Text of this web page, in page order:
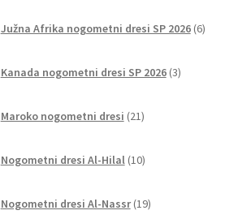
Južna Afrika nogometni dresi SP 2026 6izdelkov
Kanada nogometni dresi SP 2026 3izdelki
Maroko nogometni dresi 21izdelkov
Nogometni dresi Al-Hilal 10izdelkov
Nogometni dresi Al-Nassr 19izdelkov